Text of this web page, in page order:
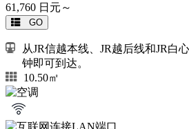
61,760 日元～
GO
从JR信越本线、JR越后线和JR白
钟即可到达。
10.50㎡